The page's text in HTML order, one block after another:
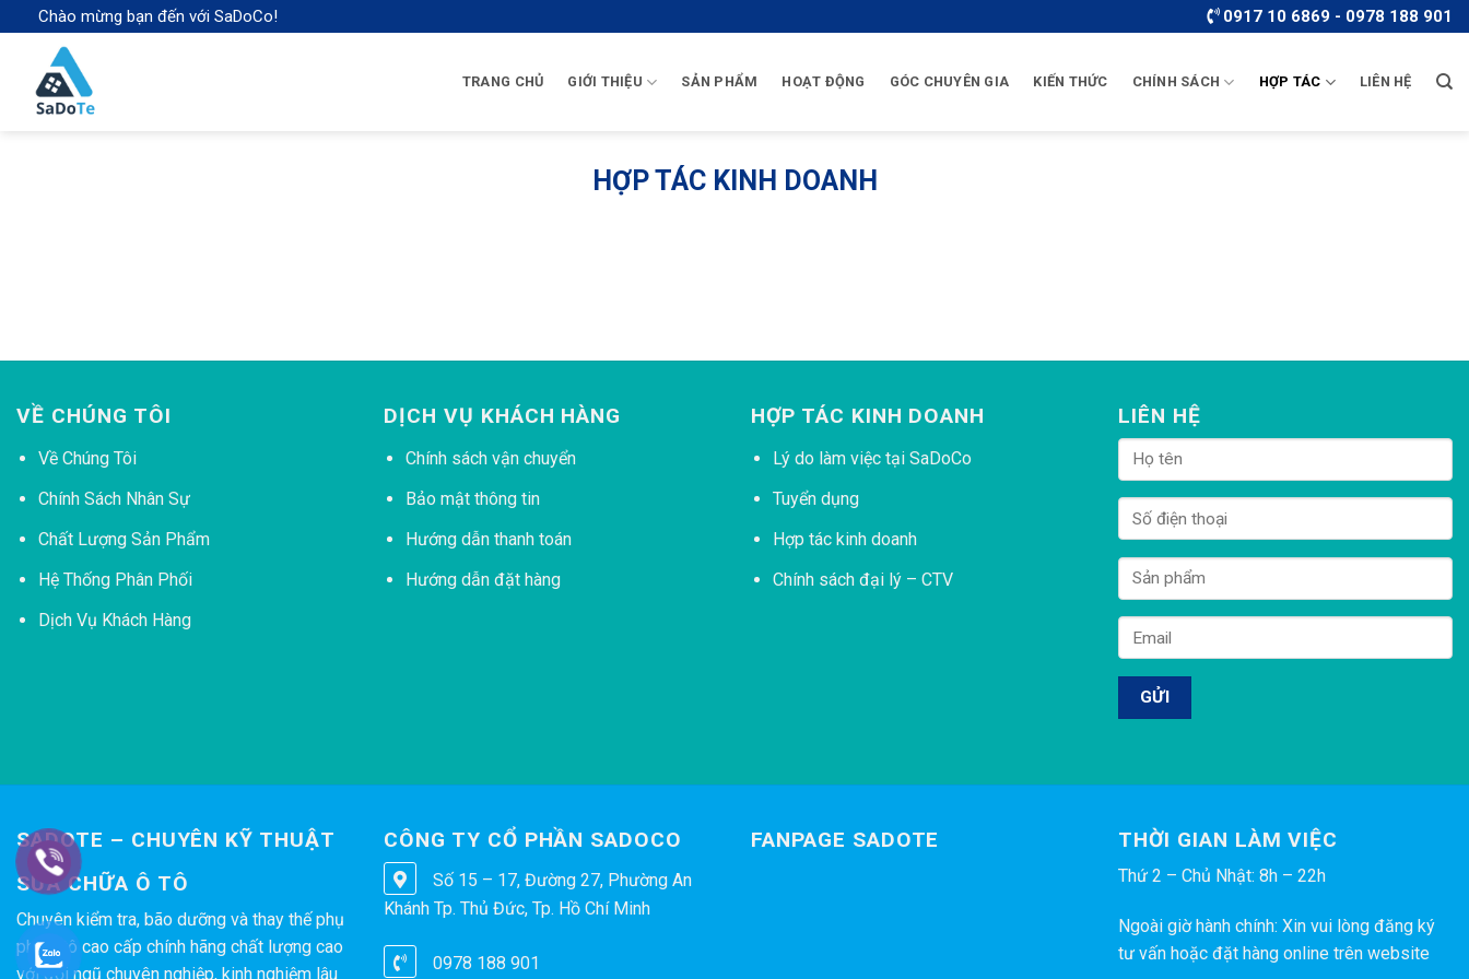
to
content
Chào mừng bạn đến với SaDoCo! 0917 10 6869 - 0978 188 901
TRANG CHỦ GIỚI THIỆU SẢN PHẨM HOẠT ĐỘNG GÓC CHUYÊN GIA KIẾN THỨC CHÍNH SÁCH HỢP TÁC LIÊN HỆ
HỢP TÁC KINH DOANH
VỀ CHÚNG TÔI
Về Chúng Tôi
Chính Sách Nhân Sự
Chất Lượng Sản Phẩm
Hệ Thống Phân Phối
Dịch Vụ Khách Hàng
DỊCH VỤ KHÁCH HÀNG
Chính sách vận chuyển
Bảo mật thông tin
Hướng dẫn thanh toán
Hướng dẫn đặt hàng
HỢP TÁC KINH DOANH
Lý do làm việc tại SaDoCo
Tuyển dụng
Hợp tác kinh doanh
Chính sách đại lý – CTV
LIÊN HỆ
SADOTE – CHUYÊN KỸ THUẬT
SỮA CHỮA Ô TÔ
Chuyên kiểm tra, bão dưỡng và thay thế phụ
phù ô tô cao cấp chính hãng chất lượng cao
với đội ngũ chuyên nghiệp, kinh nghiệm lâu
CÔNG TY CỔ PHẦN SADOCO
Số 15 – 17, Đường 27, Phường An
Khánh Tp. Thủ Đức, Tp. Hồ Chí Minh
0978 188 901
FANPAGE SADOTE THỜI GIAN LÀM VIỆC
Thứ 2 – Chủ Nhật: 8h – 22h
Ngoài giờ hành chính: Xin vui lòng đăng ký
tư vấn hoặc đặt hàng online trên website